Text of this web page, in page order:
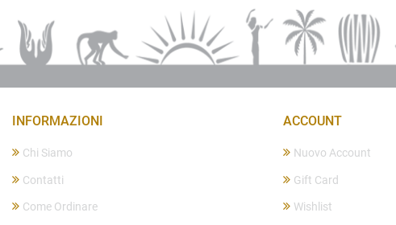
INFORMAZIONI
Chi Siamo
Contatti
Come Ordinare
ACCOUNT
Nuovo Account
Gift Card
Wishlist